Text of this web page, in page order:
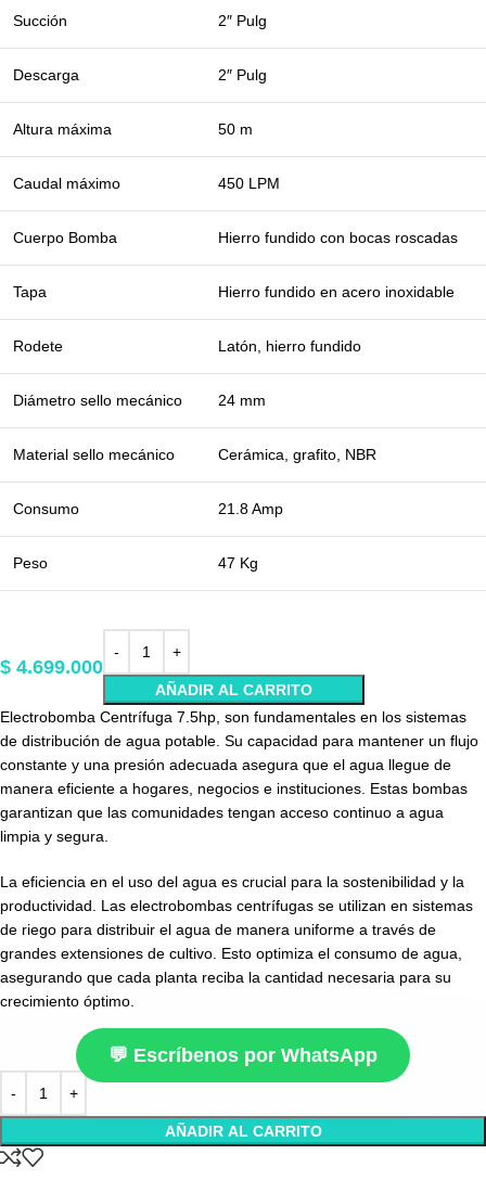
Succión 2″ Pulg
Descarga 2″ Pulg
Altura máxima 50 m
Caudal máximo 450 LPM
Cuerpo Bomba Hierro fundido con bocas roscadas
Tapa Hierro fundido en acero inoxidable
Rodete Latón, hierro fundido
Diámetro sello mecánico 24 mm
Material sello mecánico Cerámica, grafito, NBR
Consumo 21.8 Amp
Peso 47 Kg
$ 4.699.000
AÑADIR AL CARRITO
Electrobomba Centrífuga 7.5hp, son fundamentales en los sistemas
de distribución de agua potable. Su capacidad para mantener un flujo
constante y una presión adecuada asegura que el agua llegue de
manera eficiente a hogares, negocios e instituciones. Estas bombas
garantizan que las comunidades tengan acceso continuo a agua
limpia y segura.
La eficiencia en el uso del agua es crucial para la sostenibilidad y la
productividad. Las electrobombas centrífugas se utilizan en sistemas
de riego para distribuir el agua de manera uniforme a través de
grandes extensiones de cultivo. Esto optimiza el consumo de agua,
asegurando que cada planta reciba la cantidad necesaria para su
crecimiento óptimo.
💬 Escríbenos por WhatsApp
AÑADIR AL CARRITO